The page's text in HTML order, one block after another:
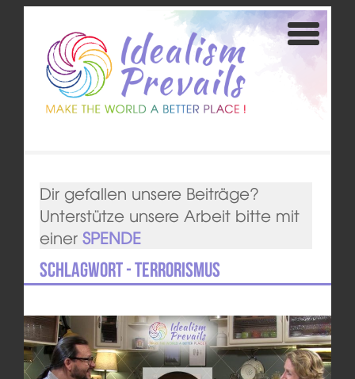
Dir gefallen unsere Beiträge?
Unterstütze unsere Arbeit bitte mit
einer SPENDE
Schlagwort - Terrorismus